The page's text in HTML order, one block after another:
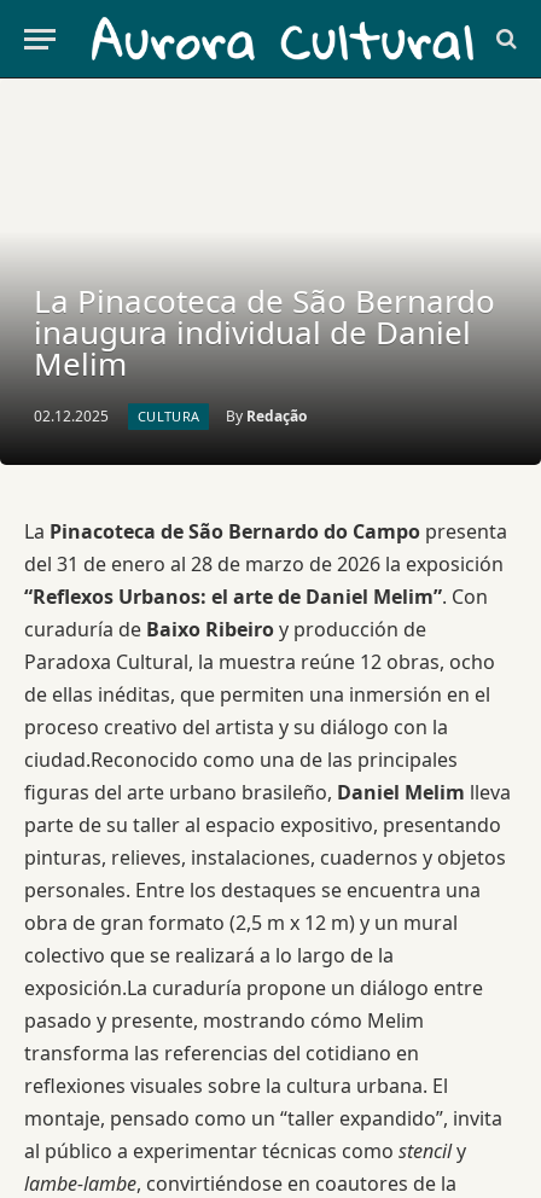
La Pinacoteca de São Bernardo
inaugura individual de Daniel
Melim
02.12.2025 CULTURA By Redação
La Pinacoteca de São Bernardo do Campo presenta
del 31 de enero al 28 de marzo de 2026 la exposición
“Reflexos Urbanos: el arte de Daniel Melim”. Con
curaduría de Baixo Ribeiroy producción de
Paradoxa Cultural, la muestra reúne 12 obras, ocho
de ellas inéditas, que permiten una inmersión en el
proceso creativo del artista y su diálogo con la
ciudad.Reconocido como una de las principales
figuras del arte urbano brasileño, Daniel Melim lleva
parte de su taller al espacio expositivo, presentando
pinturas, relieves, instalaciones, cuadernos y objetos
personales. Entre los destaques se encuentra una
obra de gran formato (2,5 m x 12 m) y un mural
colectivo que se realizará a lo largo de la
exposición.La curaduría propone un diálogo entre
pasado y presente, mostrando cómo Melim
transforma las referencias del cotidiano en
reflexiones visuales sobre la cultura urbana. El
montaje, pensado como un “taller expandido”, invita
al público a experimentar técnicas como stencily
lambe-lambe, convirtiéndose en coautores de la